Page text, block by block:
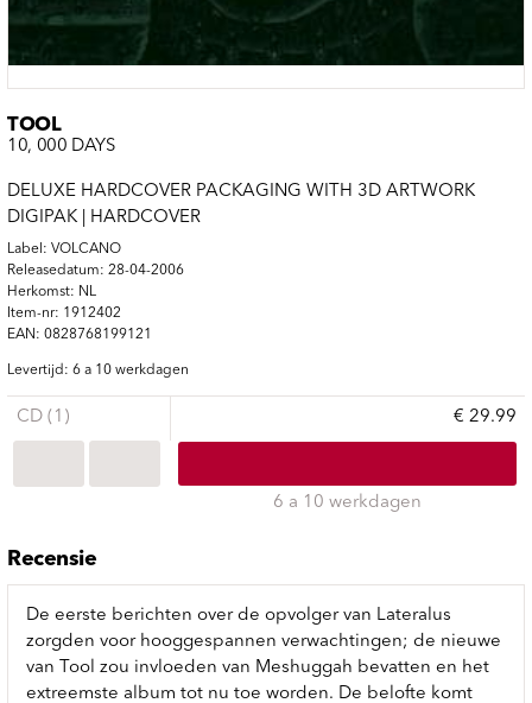
TOOL
10, 000 DAYS
DELUXE HARDCOVER PACKAGING WITH 3D ARTWORK
DIGIPAK | HARDCOVER
Label: VOLCANO
Releasedatum: 28-04-2006
Herkomst: NL
Item-nr: 1912402
EAN: 0828768199121
Levertijd: 6 a 10 werkdagen
CD (1) € 29.99
6 a 10 werkdagen
Recensie
De eerste berichten over de opvolger van Lateralus
zorgden voor hooggespannen verwachtingen; de nieuwe
van Tool zou invloeden van Meshuggah bevatten en het
extreemste album tot nu toe worden. De belofte komt